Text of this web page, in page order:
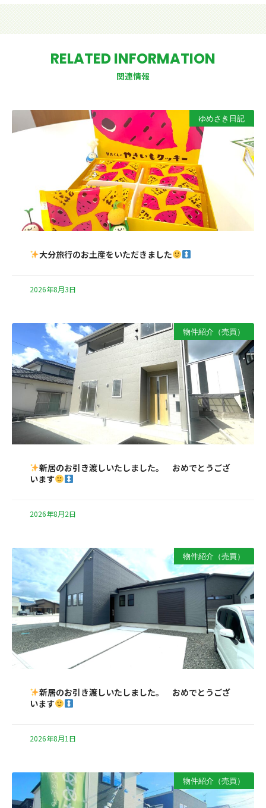
RELATED INFORMATION
関連情報
ゆめさき日記
大分旅行のお土産をいただきました
2026年8月3日
物件紹介（売買）
新居のお引き渡しいたしました。 おめでとうござ
います
2026年8月2日
物件紹介（売買）
新居のお引き渡しいたしました。 おめでとうござ
います
2026年8月1日
物件紹介（売買）